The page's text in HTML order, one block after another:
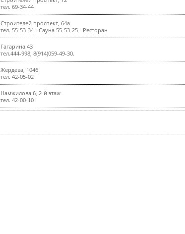
тел. 69-34-44
Строителей проспект, 64а
тел. 55-53-34 - Сауна 55-53-25 - Ресторан
Гагарина 43
тел.444-998; 8(914)059-49-30.
Жердева, 104б
тел. 42-05-02
Намжилова 6, 2-й этаж
тел. 42-00-10